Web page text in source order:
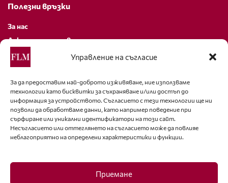
Управление на съгласие
За да предоставим най-доброто изживяване, ние използваме
технологии като бисквитки за съхраняване и/или достъп до
информация за устройството. Съгласието с тези технологии ще ни
позволи да обработваме данни, като например поведение при
сърфиране или уникални идентификатори на този сайт.
Несъгласието или оттеглянето на съгласието може да повлияе
неблагоприятно на определени характеристики и функции.
Приемане
Полезни връзки
За нас
Декларация за поверителност
Политика за бисквитки
За контакти
editor@fashion-lifestyle.net
+359 88 227 33 47
Последвайте ни
Facebook